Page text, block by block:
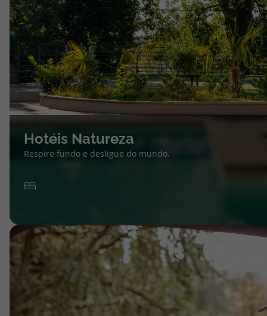
Hotéis Natureza
Respire fundo e desligue do mundo.